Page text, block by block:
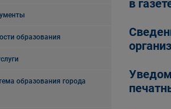
образования
образования города
в